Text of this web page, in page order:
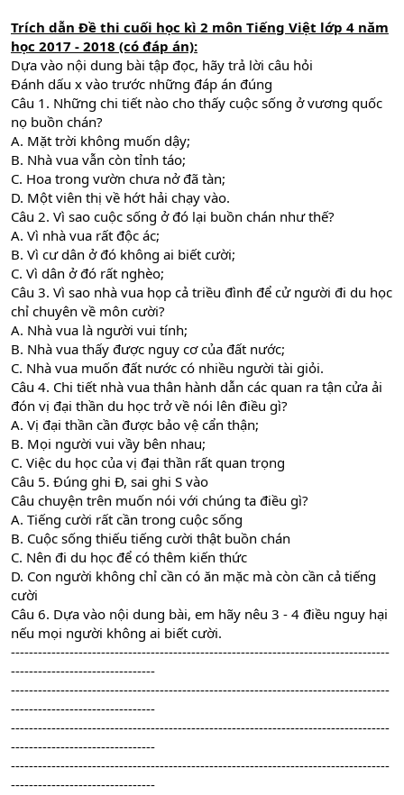
Trích dẫn Đề thi cuối học kì 2 môn Tiếng Việt lớp 4 năm
học 2017 - 2018 (có đáp án):
Dựa vào nội dung bài tập đọc, hãy trả lời câu hỏi
Đánh dấu x vào trước những đáp án đúng
Câu 1. Những chi tiết nào cho thấy cuộc sống ở vương quốc
nọ buồn chán?
A. Mặt trời không muốn dậy;
B. Nhà vua vẫn còn tỉnh táo;
C. Hoa trong vườn chưa nở đã tàn;
D. Một viên thị về hớt hải chạy vào.
Câu 2. Vì sao cuộc sống ở đó lại buồn chán như thế?
A. Vì nhà vua rất độc ác;
B. Vì cư dân ở đó không ai biết cười;
C. Vì dân ở đó rất nghèo;
Câu 3. Vì sao nhà vua họp cả triều đình để cử người đi du học
chỉ chuyên về môn cười?
A. Nhà vua là người vui tính;
B. Nhà vua thấy được nguy cơ của đất nước;
C. Nhà vua muốn đất nước có nhiều người tài giỏi.
Câu 4. Chi tiết nhà vua thân hành dẫn các quan ra tận cửa ải
đón vị đại thần du học trở về nói lên điều gì?
A. Vị đại thần cần được bảo vệ cẩn thận;
B. Mọi người vui vầy bên nhau;
C. Việc du học của vị đại thần rất quan trọng
Câu 5. Đúng ghi Đ, sai ghi S vào
Câu chuyện trên muốn nói với chúng ta điều gì?
A. Tiếng cười rất cần trong cuộc sống
B. Cuộc sống thiếu tiếng cười thật buồn chán
C. Nên đi du học để có thêm kiến thức
D. Con người không chỉ cần có ăn mặc mà còn cần cả tiếng
cười
Câu 6. Dựa vào nội dung bài, em hãy nêu 3 - 4 điều nguy hại
nếu mọi người không ai biết cười.
------------------------------------------------------------------------------------
--------------------------------
------------------------------------------------------------------------------------
--------------------------------
------------------------------------------------------------------------------------
--------------------------------
------------------------------------------------------------------------------------
--------------------------------